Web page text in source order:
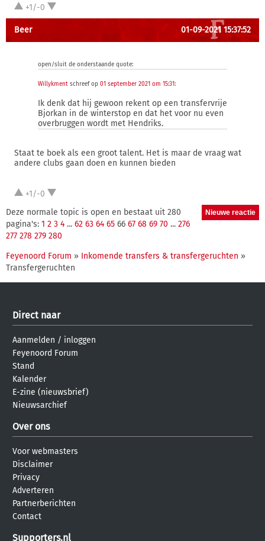
+1/-0
Beer 01-09-2021 15:37:52
open/sluit de onderstaande quote:
Willykment schreef op 01 september 2021 om 15:31:
Ik denk dat hij gewoon rekent op een transfervrije
Bjorkan in de winterstop en dat het voor nu even
overbruggen wordt met Hendriks.
Staat te boek als een groot talent. Het is maar de vraag wat
andere clubs gaan doen en kunnen bieden
+1/-0
Deze normale topic is open en bestaat uit 280
pagina's: 1 2 3 4 ... 62 63 64 65 66 67 68 69 70 ... 276
277 278 279 280
Feyenoord Forum » Inkomende transfers & transfergeruchten »
Transfergeruchten
Direct naar
Aanmelden / inloggen
Feyenoord Forum
Stand
Kalender
E-zine (nieuwsbrief)
Nieuwsarchief
Over ons
Voor webmasters
Disclaimer
Privacy
Adverteren
Partnerberichten
Contact
Supporters.nl